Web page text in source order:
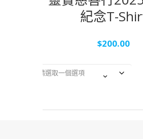
紀念T-
$200.00